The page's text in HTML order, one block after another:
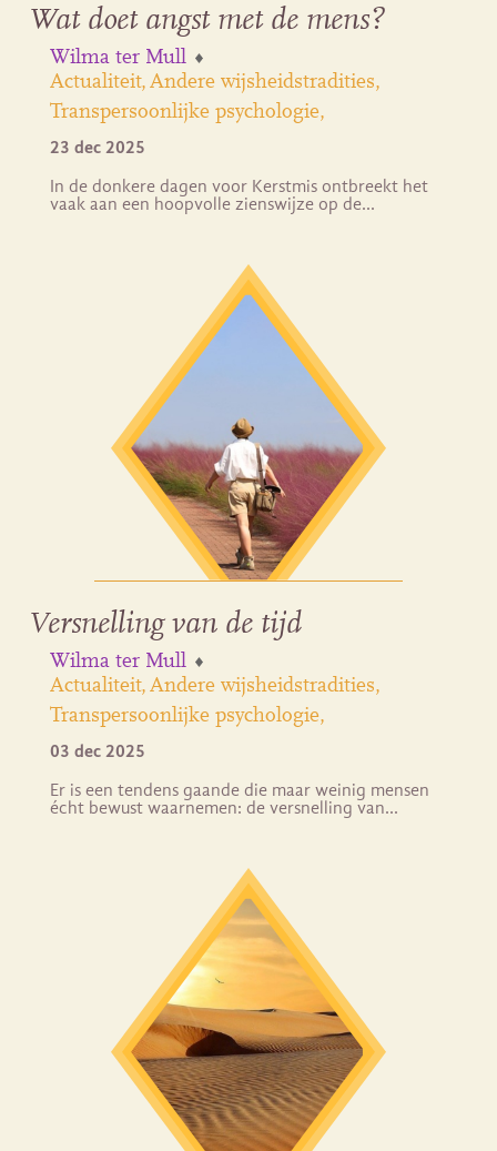
Wat doet angst met de mens?
Wilma ter Mull
Actualiteit Andere wijsheidstradities
Transpersoonlijke psychologie
23 dec 2025
In de donkere dagen voor Kerstmis ontbreekt het
vaak aan een hoopvolle zienswijze op de…
Versnelling van de tijd
Wilma ter Mull
Actualiteit Andere wijsheidstradities
Transpersoonlijke psychologie
03 dec 2025
Er is een tendens gaande die maar weinig mensen
écht bewust waarnemen: de versnelling van…